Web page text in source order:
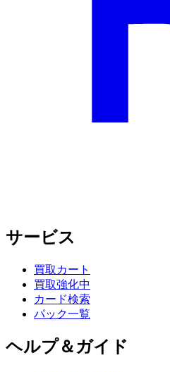
サービス
買取カート
買取強化中
カード検索
パック一覧
ヘルプ＆ガイド